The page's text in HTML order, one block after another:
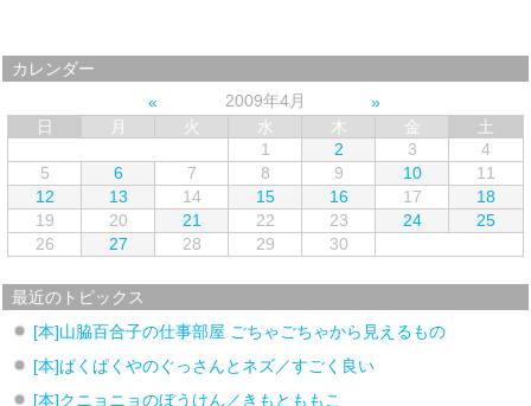
カレンダー
2009年4月
日
月 火 水 木 金
土
1
2 3
4
5
6 7 8 9 10
11
12
13 14 15 16 17
18
19
20 21 22 23 24
25
26
27 28 29 30
最近のトピックス
[本]山脇百合子の仕事部屋 ごちゃごちゃから見えるもの
[本]ぱくぱくやのぐっさんとネズ／すごく良い
[本]クニョニョのぼうけん／きもとももこ